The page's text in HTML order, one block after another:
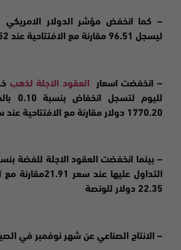
ليسجل 96.51 مقارنة مع الافتتاحية عند 96.52
– انخفضت اسعار العقود الاجلة لذهب
لليوم
1770.20 دولار مقارنة مع الافتتاحية عند سعر 1771.90 دولار
التداول عليها عند
22.35 دولار للونصة
– الانتاج الصناعي عن شهر نوفمبر في